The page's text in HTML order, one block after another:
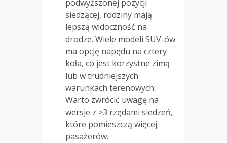
podwyższonej pozycji
siedzącej, rodziny mają
lepszą widoczność na
drodze. Wiele modeli SUV-ów
ma opcję napędu na cztery
koła, co jest korzystne zimą
lub w trudniejszych
warunkach terenowych.
Warto zwrócić uwagę na
wersje z >3 rzędami siedzeń,
które pomieszczą więcej
pasażerów.